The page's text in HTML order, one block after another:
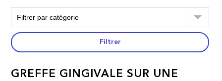
Filtrer
GREFFE GINGIVALE SUR UNE